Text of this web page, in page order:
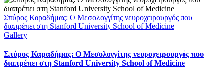
Σπύρος Καραδήμας: Ο Μεσολογγίτης νευροχειρουργός που
διαπρέπει στη Stanford University School of Medicine
Gallery
Σπύρος Καραδήμας: Ο Μεσολογγίτης νευροχειρουργός που
διαπρέπει στη Stanford University School of Medicine